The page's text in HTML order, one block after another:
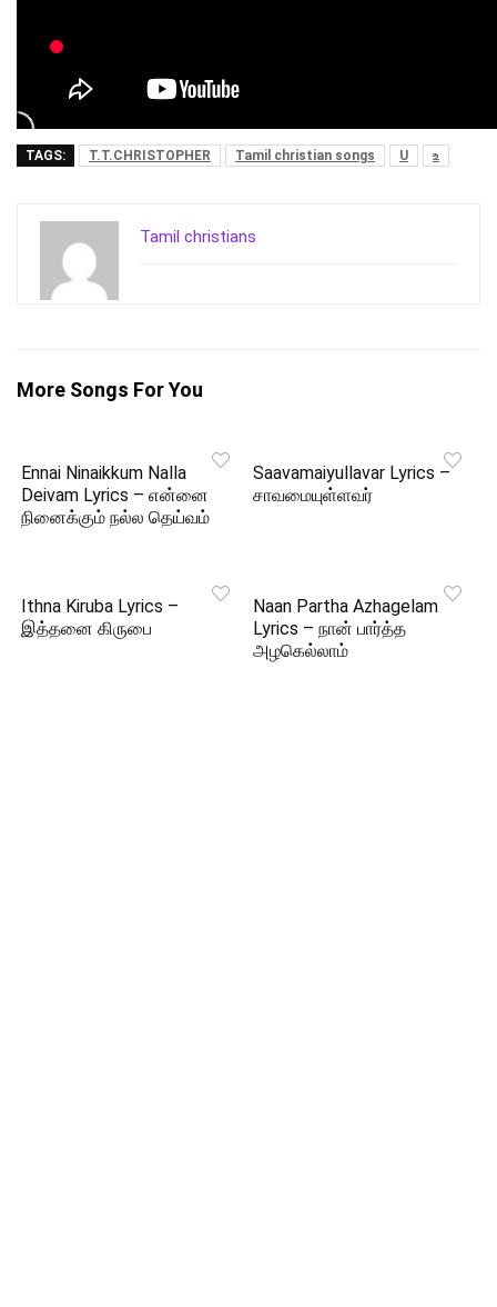
TAGS: T.T.CHRISTOPHER Tamil christian songs U உ
Tamil christians
More Songs For You
Ennai Ninaikkum Nalla
Deivam Lyrics – என்னை
நினைக்கும் நல்ல தெய்வம்
Saavamaiyullavar Lyrics –
சாவமையுள்ளவர்
Ithna Kiruba Lyrics –
இத்தனை கிருபை
Naan Partha Azhagelam
Lyrics – நான் பார்த்த
அழகெல்லாம்